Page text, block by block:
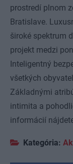
prostredí plnom
Bratislave.
široké spektrum
projekt medzi
Inteligentný
všetkých
Základnými
intimita a
informácií
Kategória: